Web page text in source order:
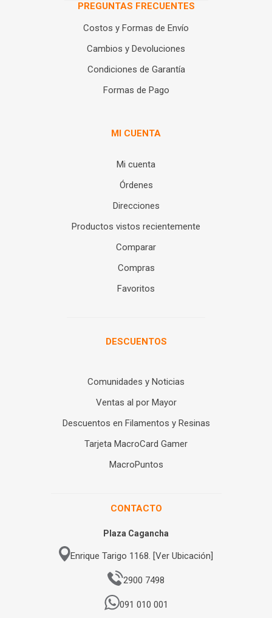
PREGUNTAS FRECUENTES
Costos y Formas de Envío
Cambios y Devoluciones
Condiciones de Garantía
Formas de Pago
MI CUENTA
Mi cuenta
Órdenes
Direcciones
Productos vistos recientemente
Comparar
Compras
Favoritos
DESCUENTOS
Comunidades y Noticias
Ventas al por Mayor
Descuentos en Filamentos y Resinas
Tarjeta MacroCard Gamer
MacroPuntos
CONTACTO
Plaza Cagancha
Enrique Tarigo 1168. [Ver Ubicación]
2900 7498
091 010 001